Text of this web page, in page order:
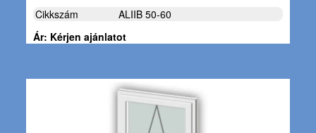
Cikkszám
ALIIB 50-60
Ár: Kérjen ajánlatot